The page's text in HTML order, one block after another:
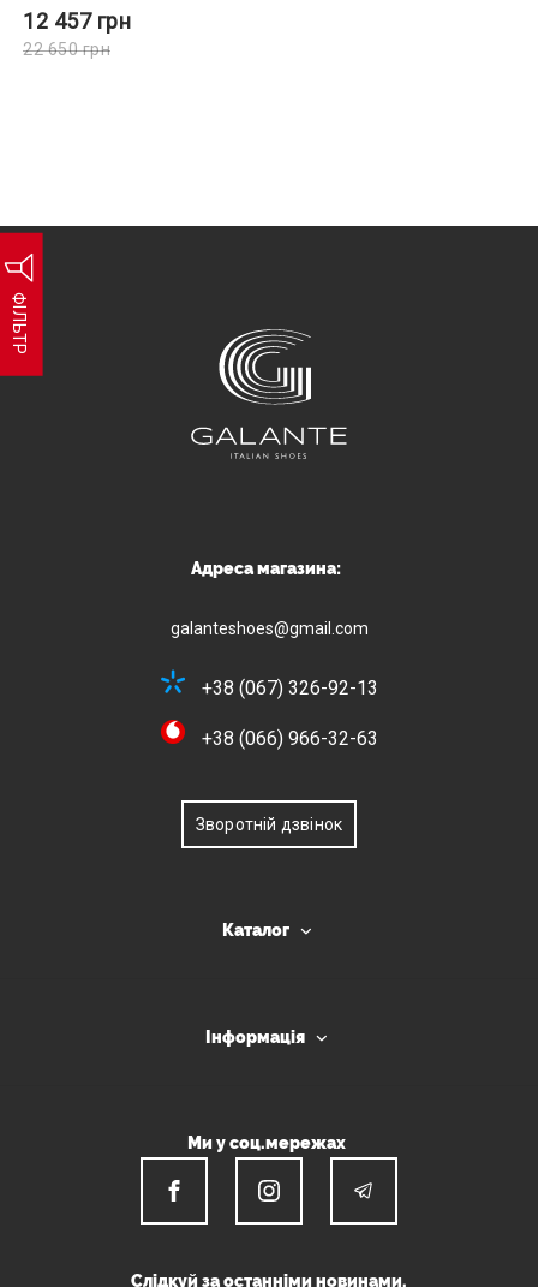
ФІЛЬТР
12 457 грн
22 650грн
Адреса магазина:
galanteshoes@gmail.com
+38 (067) 326-92-13
+38 (066) 966-32-63
Зворотній дзвінок
Каталог
Інформація
Ми у соц.мережах
Слідкуй за останніми новинами.